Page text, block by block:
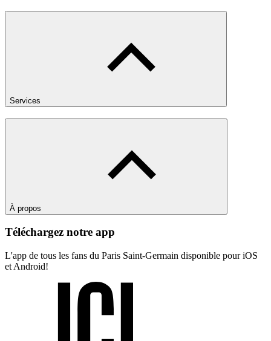
Services
À propos
Téléchargez notre app
L'app de tous les fans du Paris Saint-Germain disponible pour iOS
et Android!